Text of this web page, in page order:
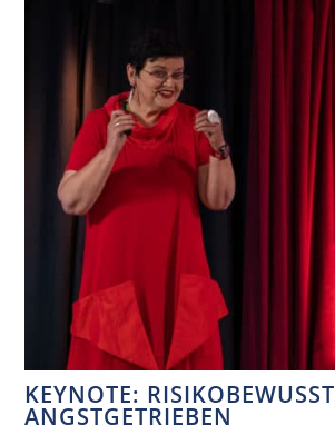
KEYNOTE:
ANGSTGETRIEBEN